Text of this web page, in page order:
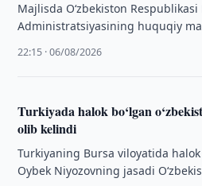
Majlisda O‘zbekiston
Administratsiyasining huquqiy
beruvchi “O‘zbekiston
22:15 · 06/08/2026
Turkiyada halok bo‘lgan
olib kelindi
Turkiyaning Bursa viloyatida halok
Oybek Niyozovning jasadi